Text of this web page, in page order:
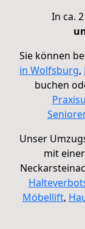
In ca.
Sie können
in Wolfsburg,
buchen
Unser
mit einer
Möbellift,